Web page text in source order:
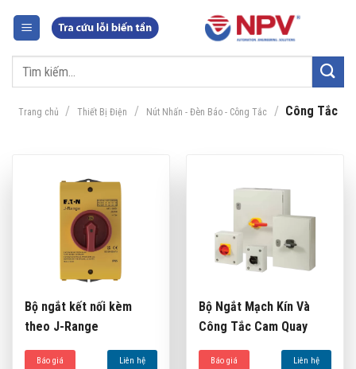
dungTìm
Trang chủ / Thiết Bị Điện / Nút Nhấn - Đèn Báo - Công Tắc / Công Tắc
Bộ ngắt kết nối kèm
theo J-Range
Báo giá Liên hệ
Bộ Ngắt Mạch Kín Và
Công Tắc Cam Quay
Báo giá Liên hệ